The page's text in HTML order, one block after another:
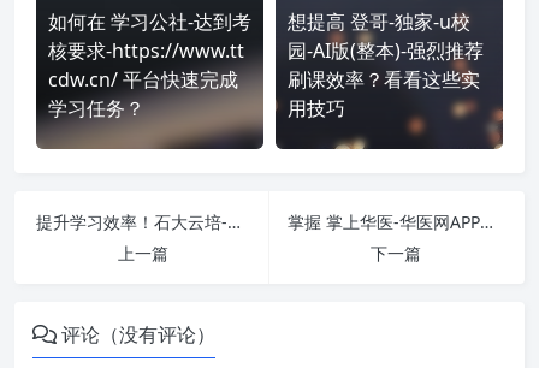
如何在 学习公社-达到考
核要求-https://www.tt
cdw.cn/ 平台快速完成
学习任务？
想提高 登哥-独家-u校
园-AI版(整本)-强烈推荐
刷课效率？看看这些实
用技巧
提升学习效率！石大云培-临沂市 https://sdly.treewises.com/ 刷课方法全揭秘
上一篇
掌握 掌上华医-华医网APP（市Ⅱ 5分） https://www.91huayi.com/ 课程，简单刷课技巧分享！
下一篇
评论（没有评论）